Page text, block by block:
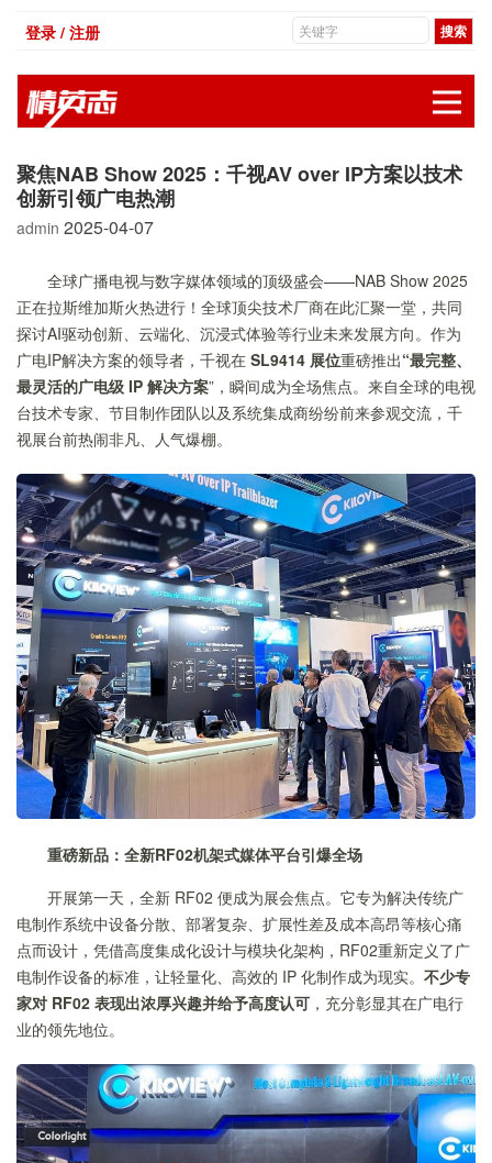
登录 / 注册
聚焦NAB Show 2025：千视AV over IP方案以技术
创新引领广电热潮
admin 2025-04-07
全球广播电视与数字媒体领域的顶级盛会——NAB Show 2025
正在拉斯维加斯火热进行！全球顶尖技术厂商在此汇聚一堂，共同
探讨AI驱动创新、云端化、沉浸式体验等行业未来发展方向。作为
广电IP解决方案的领导者，千视在 SL9414 展位重磅推出“最完整、
最灵活的广电级 IP 解决方案”，瞬间成为全场焦点。来自全球的电视
台技术专家、节目制作团队以及系统集成商纷纷前来参观交流，千
视展台前热闹非凡、人气爆棚。
重磅新品 ： 全新RF02机架式媒体平台引爆全场
开展第一天，全新 RF02 便成为展会焦点。它专为解决传统广
电制作系统中设备分散、部署复杂、扩展性差及成本高昂等核心痛
点而设计，凭借高度集成化设计与模块化架构，RF02重新定义了广
电制作设备的标准，让轻量化、高效的 IP 化制作成为现实。 不少专
家对 RF02 表现出浓厚兴趣并给予高度认可 ，充分彰显其在广电行
业的领先地位。